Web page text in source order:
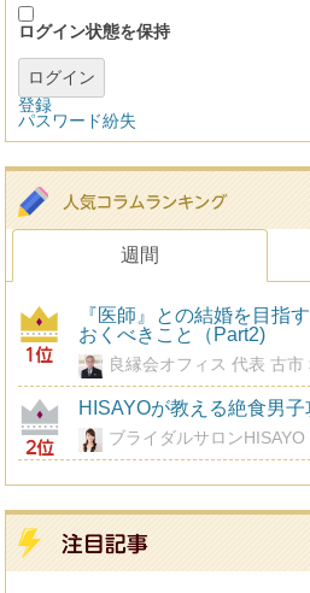
ログイン状態を保持
ログイン
登録
パスワード紛失
週間
『医師』との結婚を目指
おくべきこと（Part2)
良縁会オフィス 代表 古市
HISAYOが教える絶食男
ブライダルサロン